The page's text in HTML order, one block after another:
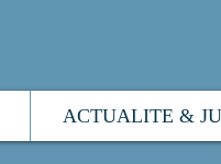
ACTUALITE &